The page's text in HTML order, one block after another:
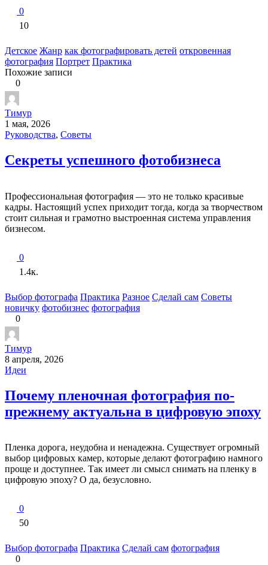
0
10
Детское Жанр как фотографировать детей откровенная
фотография Портрет Практика
Похожие записи
0
Тимур
1 мая, 2026
Руководства, Советы
Секреты успешного фотобизнеса
Профессиональная фотография — это не только красивые
кадры. Настоящий успех приходит тогда, когда за творчеством
стоит сильная и грамотно выстроенная система управления
бизнесом.
0
1.4к.
Выбор фотографа Практика Разное Сделай сам Советы
новичку фотобизнес фотография
0
Тимур
8 апреля, 2026
Идеи
Почему пленочная фотография по-
прежнему актуальна в цифровую эпоху
Пленка дорога, неудобна и ненадежна. Существует огромный
выбор цифровых камер, которые делают фотографию намного
проще и доступнее. Так имеет ли смысл снимать на пленку в
цифровую эпоху? О да, безусловно.
0
50
Выбор фотографа Практика Сделай сам фотография
0